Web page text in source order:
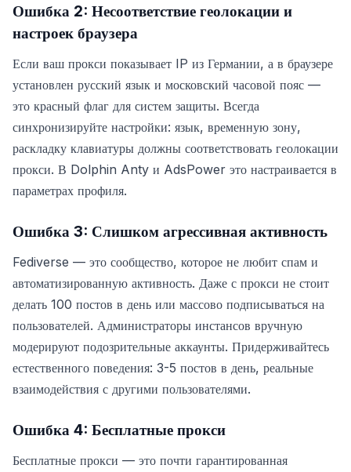
Ошибка 2: Несоответствие геолокации и
настроек браузера
Если ваш прокси показывает IP из Германии, а в браузере
установлен русский язык и московский часовой пояс —
это красный флаг для систем защиты. Всегда
синхронизируйте настройки: язык, временную зону,
раскладку клавиатуры должны соответствовать геолокации
прокси. В Dolphin Anty и AdsPower это настраивается в
параметрах профиля.
Ошибка 3: Слишком агрессивная активность
Fediverse — это сообщество, которое не любит спам и
автоматизированную активность. Даже с прокси не стоит
делать 100 постов в день или массово подписываться на
пользователей. Администраторы инстансов вручную
модерируют подозрительные аккаунты. Придерживайтесь
естественного поведения: 3-5 постов в день, реальные
взаимодействия с другими пользователями.
Ошибка 4: Бесплатные прокси
Бесплатные прокси — это почти гарантированная